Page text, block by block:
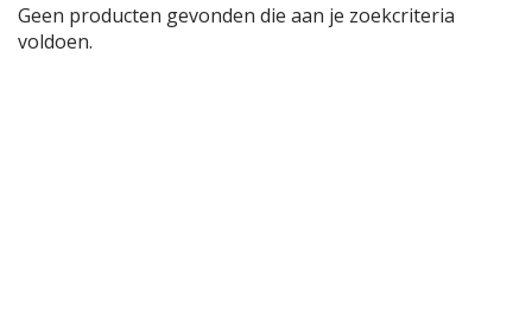
Geen producten gevonden die aan je zoekcriteria
voldoen.